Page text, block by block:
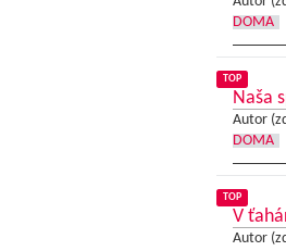
DOMA
TOP
Naša
Autor
DOMA
TOP
V
Autor